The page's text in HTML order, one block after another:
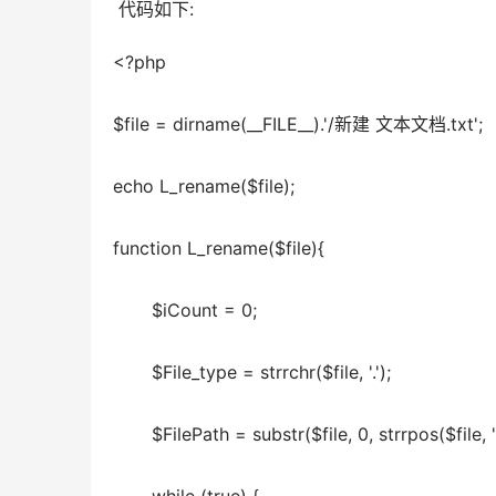
代码如下:
<?php
$file = dirname(__FILE__).'/新建 文本文档.txt';
echo L_rename($file);
function L_rename($file){
$iCount = 0;
$File_type = strrchr($file, '.');
$FilePath = substr($file, 0,